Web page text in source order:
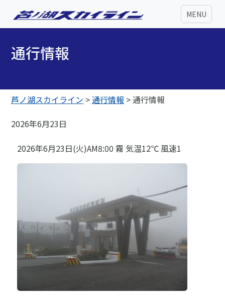
MENU
通行情報
芦ノ湖スカイライン >通行情報 >通行情報
2026年6月23日
2026年6月23日(火)AM8:00 霧 気温12℃ 風速1